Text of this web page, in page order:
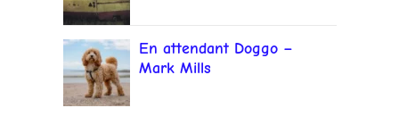
En attendant Doggo –
Mark Mills